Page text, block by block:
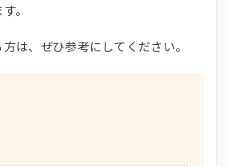
。
は、ぜひ参考にしてください。